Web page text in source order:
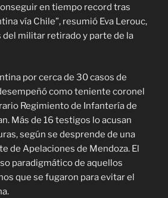
en tiempo record tras
vía Chile”, resumió Eva Lerouc,
del militar retirado y parte de la
por cerca de 30 casos de
como teniente coronel
Regimiento de Infantería de
Más de 16 testigos lo acusan
según se desprende de una
de Apelaciones de Mendoza. El
paradigmático de aquellos
que se fugaron para evitar el